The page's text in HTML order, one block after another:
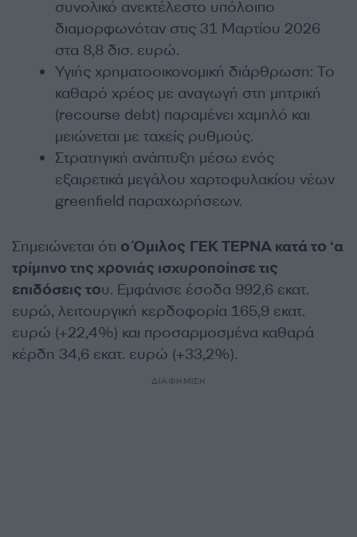
συνολικό ανεκτέλεστο υπόλοιπο
διαμορφωνόταν στις 31 Μαρτίου 2026
στα 8,8 δισ. ευρώ.
Υγιής χρηματοοικονομική διάρθρωση: Το
καθαρό χρέος με αναγωγή στη μητρική
(recourse debt) παραμένει χαμηλό και
μειώνεται με ταχείς ρυθμούς.
Στρατηγική ανάπτυξη μέσω ενός
εξαιρετικά μεγάλου χαρτοφυλακίου νέων
greenfield παραχωρήσεων.
Σημειώνεται ότι ο Όμιλος ΓΕΚ ΤΕΡΝΑ κατά το ‘α
τρίμηνο της χρονιάς ισχυροποίησε τις
επιδόσεις του. Εμφάνισε έσοδα 992,6 εκατ.
ευρώ, λειτουργική κερδοφορία 165,9 εκατ.
ευρώ (+22,4%) και προσαρμοσμένα καθαρά
κέρδη 34,6 εκατ. ευρώ (+33,2%).
ΔΙΑΦΗΜΙΣΗ